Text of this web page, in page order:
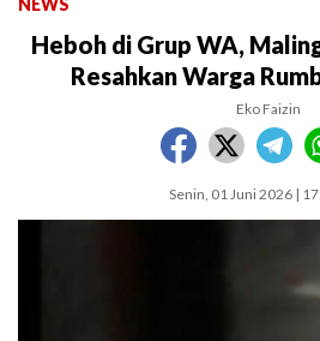
NEWS
Heboh di Grup WA,
Resahkan Warga
Eko Faizin
Senin, 01 Juni 2026 |